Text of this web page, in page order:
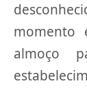
momento
almoço